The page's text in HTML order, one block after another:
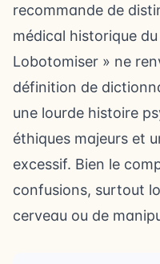
recommande de
médical historique
Lobotomiser » ne
définition de
une lourde histoire
éthiques majeurs et
excessif. Bien le
confusions, surtout
cerveau ou de